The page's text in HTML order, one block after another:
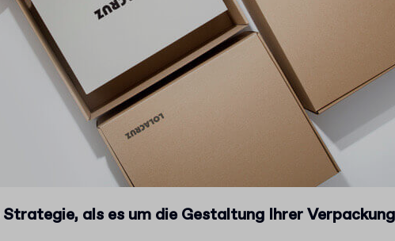
als es um die Gestaltung Ihrer